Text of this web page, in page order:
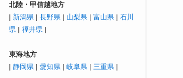
北陸・ 甲信越地方
| 新潟県 | 長野県 | 山梨県 | 富山県 | 石川
県 | 福井県 |
東海地方
| 静岡県 | 愛知県 | 岐阜県 | 三重県 |